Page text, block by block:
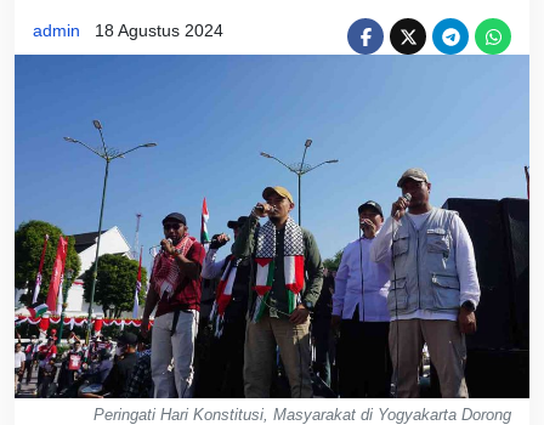
admin 18 Agustus 2024
Peringati Hari Konstitusi, Masyarakat di Yogyakarta Dorong